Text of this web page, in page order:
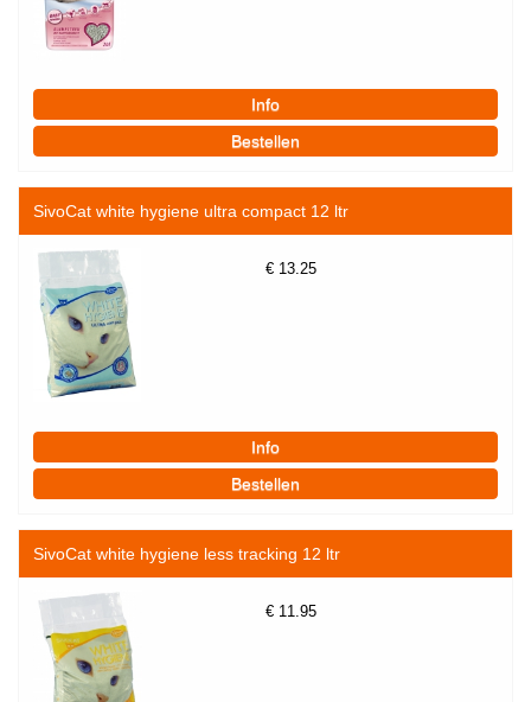
SivoCat white hygiene ultra compact 12 ltr
€ 13.25
SivoCat white hygiene less tracking 12 ltr
€ 11.95